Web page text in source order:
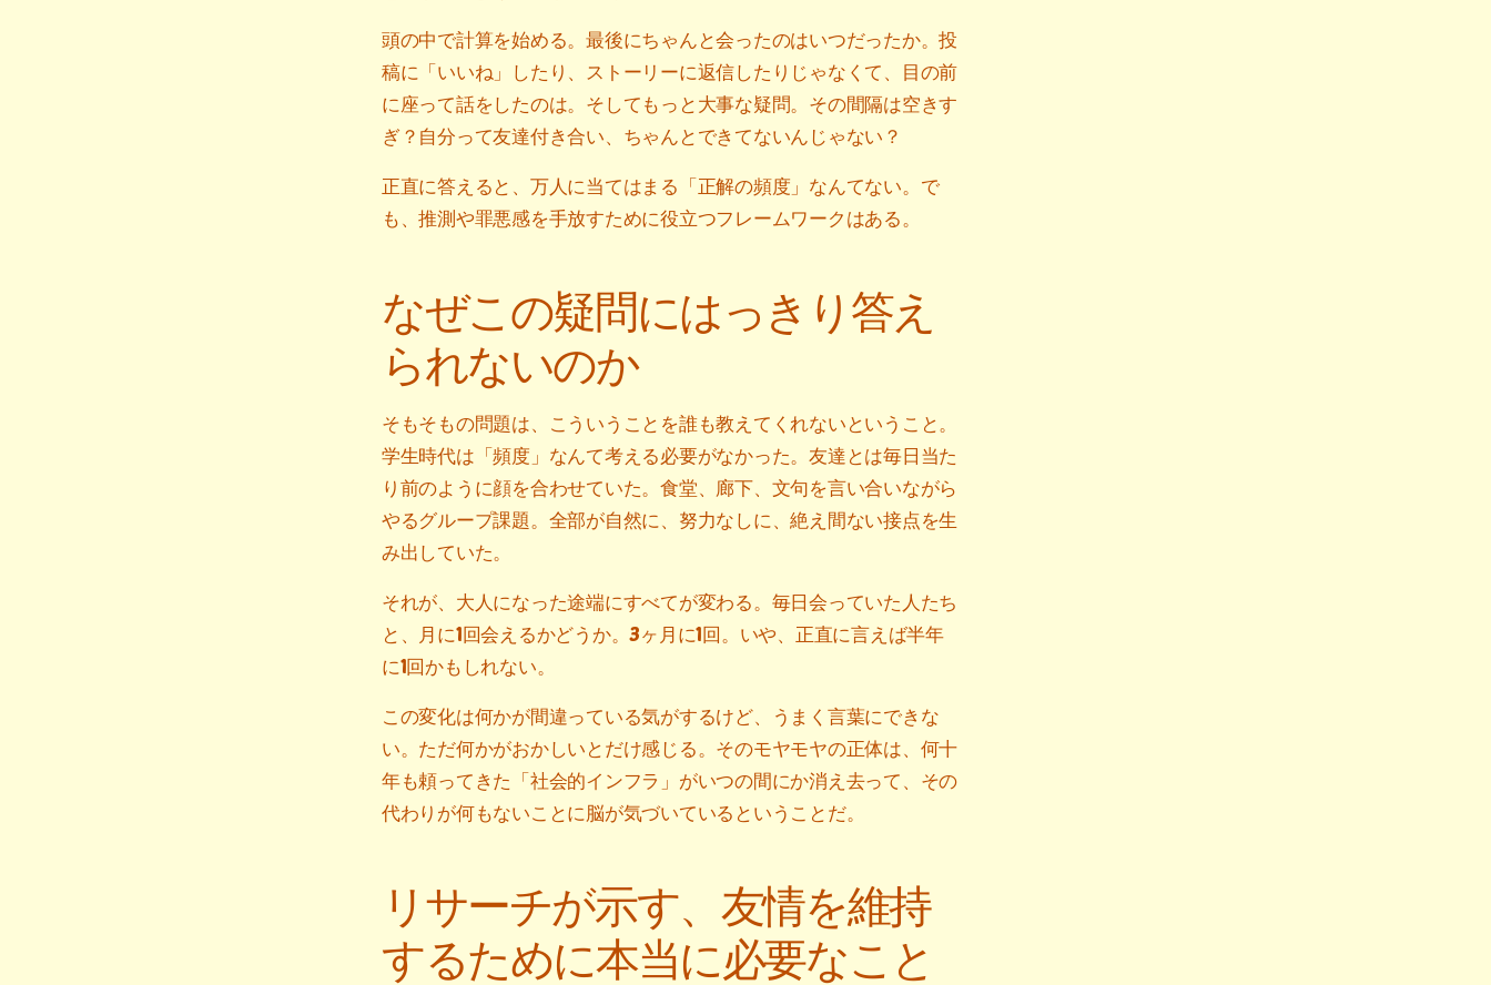
頭の中で計算を始める。最後にちゃんと会ったのはいつだったか。投
稿に「いいね」したり、ストーリーに返信したりじゃなくて、目の前
に座って話をしたのは。そしてもっと大事な疑問。その間隔は空きす
ぎ？自分って友達付き合い、ちゃんとできてないんじゃない？
正直に答えると、万人に当てはまる「正解の頻度」なんてない。で
も、推測や罪悪感を手放すために役立つフレームワークはある。
なぜこの疑問にはっきり答え
られないのか
そもそもの問題は、こういうことを誰も教えてくれないということ。
学生時代は「頻度」なんて考える必要がなかった。友達とは毎日当た
り前のように顔を合わせていた。食堂、廊下、文句を言い合いながら
やるグループ課題。全部が自然に、努力なしに、絶え間ない接点を生
み出していた。
それが、大人になった途端にすべてが変わる。毎日会っていた人たち
と、月に1回会えるかどうか。3ヶ月に1回。いや、正直に言えば半年
に1回かもしれない。
この変化は何かが間違っている気がするけど、うまく言葉にできな
い。ただ何かがおかしいとだけ感じる。そのモヤモヤの正体は、何十
年も頼ってきた「社会的インフラ」がいつの間にか消え去って、その
代わりが何もないことに脳が気づいているということだ。
リサーチが示す、友情を維持
するために本当に必要なこと